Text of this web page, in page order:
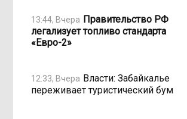
13:44, Вчера Правительство РФ
легализует топливо стандарта
«Евро-2»
12:33, Вчера Власти: Забайкалье
переживает туристический бум